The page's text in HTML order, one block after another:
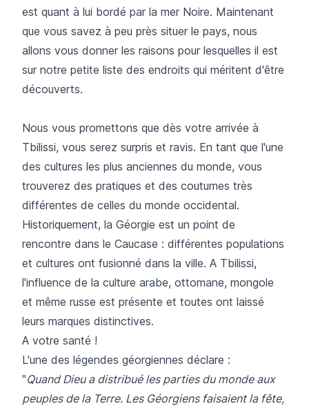
est quant à lui bordé par la mer Noire. Maintenant
que vous savez à peu près situer le pays, nous
allons vous donner les raisons pour lesquelles il est
sur notre petite liste des endroits qui méritent d'être
découverts.
Nous vous promettons que dès votre arrivée à
Tbilissi, vous serez surpris et ravis. En tant que l'une
des cultures les plus anciennes du monde, vous
trouverez des pratiques et des coutumes très
différentes de celles du monde occidental.
Historiquement, la Géorgie est un point de
rencontre dans le Caucase : différentes populations
et cultures ont fusionné dans la ville. A Tbilissi,
l'influence de la culture arabe, ottomane, mongole
et même russe est présente et toutes ont laissé
leurs marques distinctives.
A votre santé !
L'une des légendes géorgiennes déclare :
"Quand Dieu a distribué les parties du monde aux
peuples de la Terre. Les Géorgiens faisaient la fête,